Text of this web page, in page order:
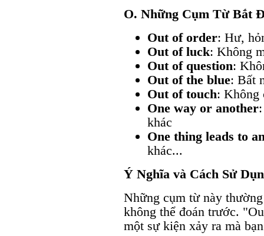
O. Những Cụm Từ Bắt
Out of order: Hư,
Out of luck: Không
Out of question:
Out of the blue: Bất
Out of touch: Không
One way or another
khác
One thing leads to
khác...
Ý Nghĩa và Cách Sử
Những cụm từ này
không thể đoán trước.
một sự kiện xảy ra mà